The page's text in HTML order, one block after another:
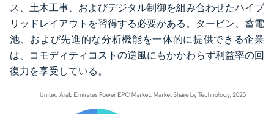
ス、土木工事、およびデジタル制御を組み合わせたハイブ
リッドレイアウトを習得する必要がある。タービン、蓄電
池、および先進的な分析機能を一体的に提供できる企業
は、コモディティコストの逆風にもかかわらず利益率の回
復力を享受している。